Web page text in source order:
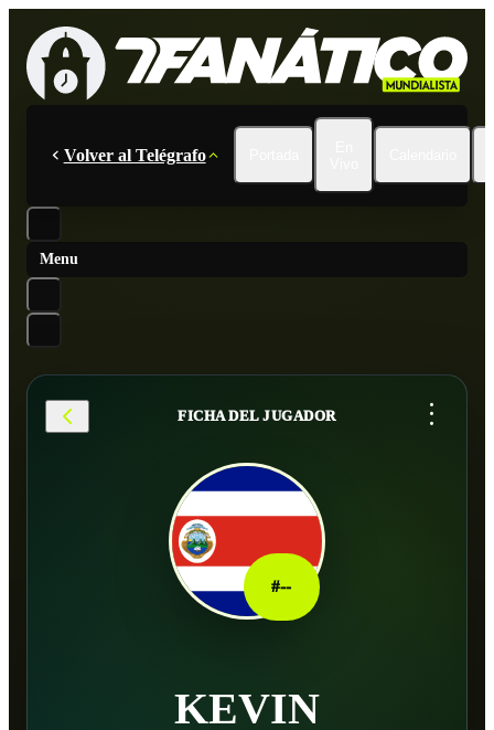
Volver al Telégrafo
Menu
FICHA DEL JUGADOR ...
#--
KEVIN